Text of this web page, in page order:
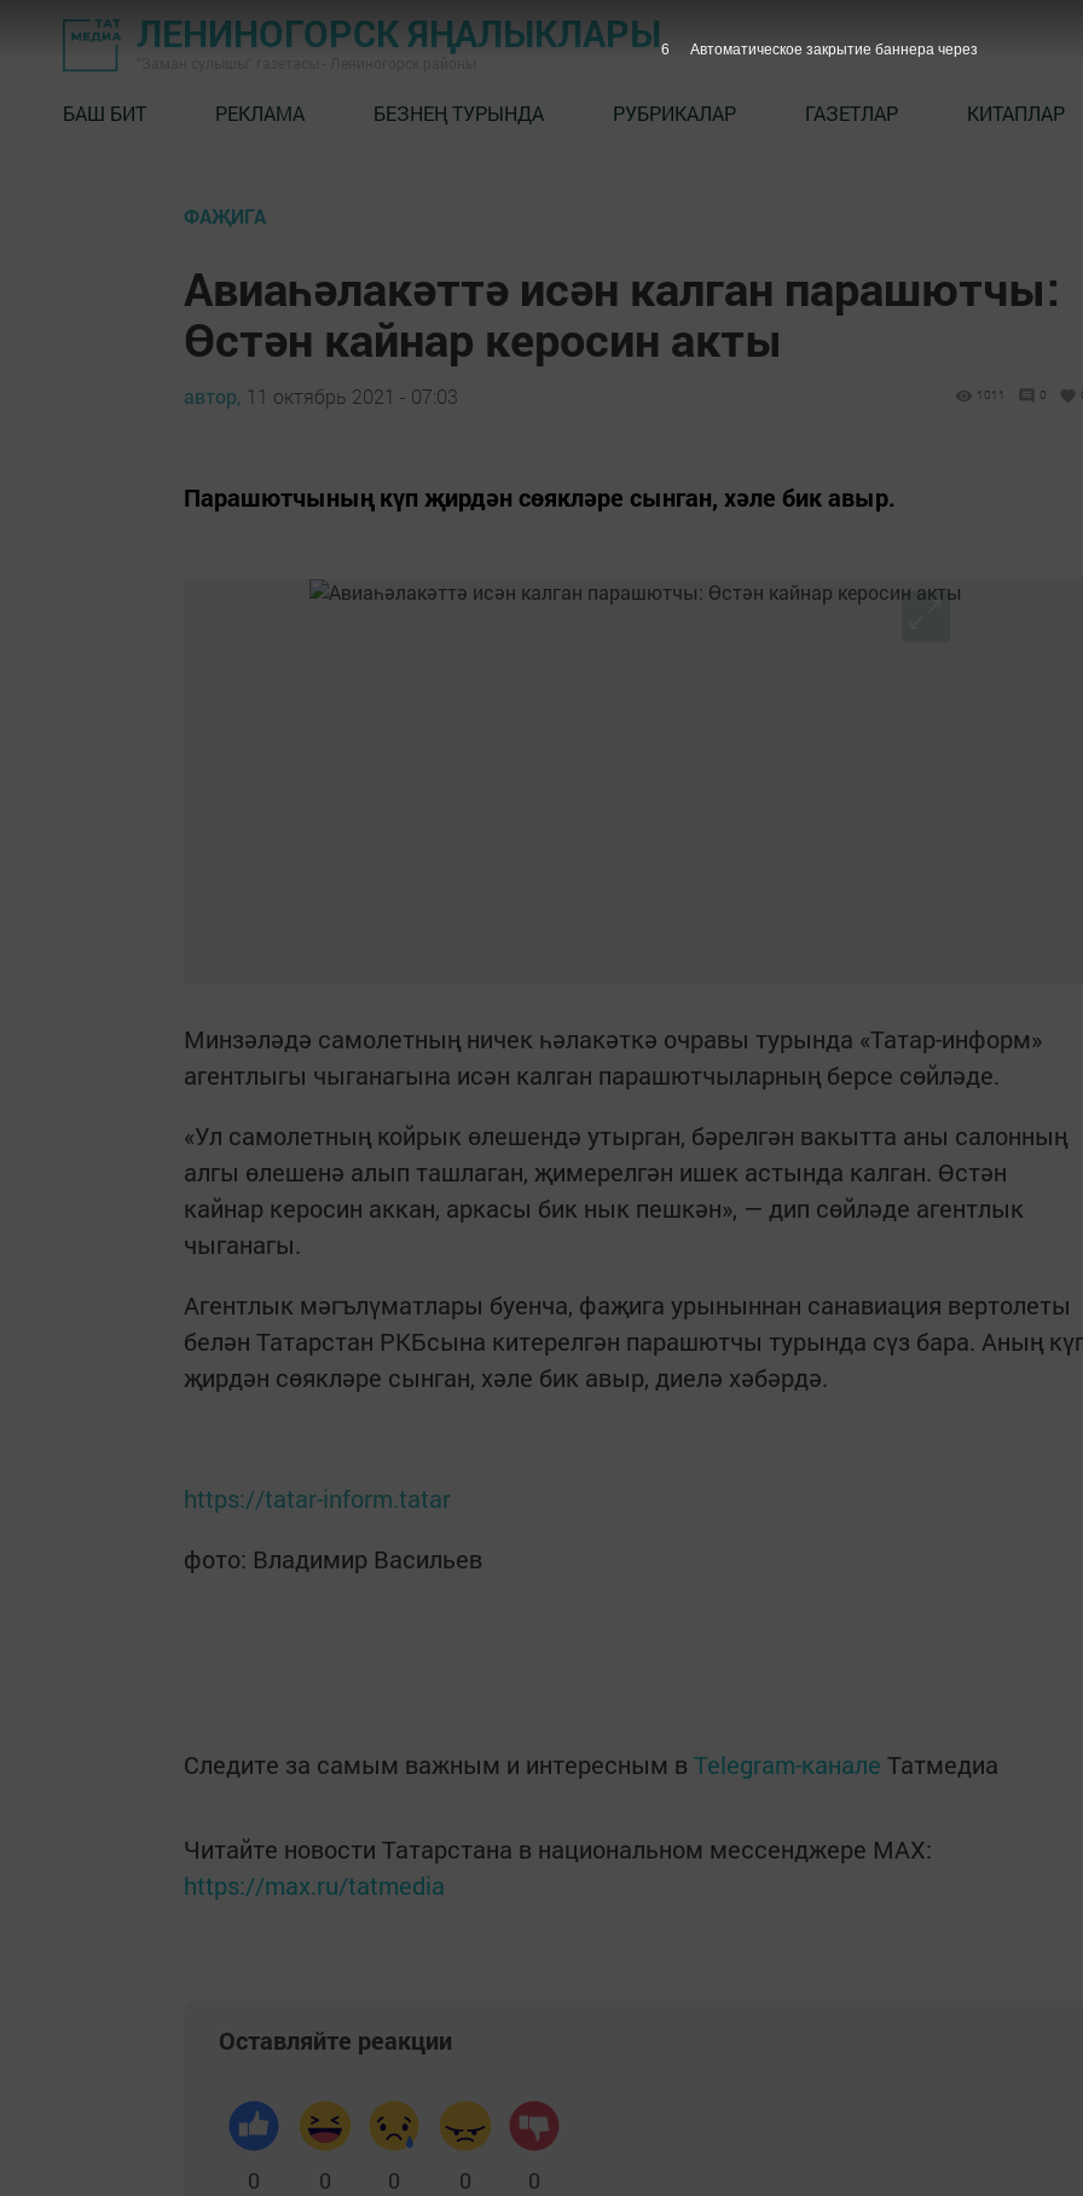
ЛЕНИНОГОРСК ЯҢАЛЫКЛАРЫ
БАШ БИТ РЕКЛАМА БЕЗНЕҢ ТУРЫНДА РУБРИКАЛАР ГАЗЕТЛАР КИТАПЛАР
ФАҖИГА
Авиаһәлакәттә исән калган парашютчы:
Өстән кайнар керосин акты
автор, 11 октябрь 2021 - 07:03 1011 0
Парашютчының күп җирдән сөякләре сынган, хәле бик авыр.
Минзәләдә самолетның ничек һәлакәткә очравы турында «Татар-информ»
агентлыгы чыганагына исән калган парашютчыларның берсе сөйләде.
«Ул самолетның койрык өлешендә утырган, бәрелгән вакытта аны салонның
алгы өлешенә алып ташлаган, җимерелгән ишек астында калган. Өстән
кайнар керосин аккан, аркасы бик нык пешкән», — дип сөйләде агентлык
чыганагы.
Агентлык мәгълүматлары буенча, фаҗига урыныннан санавиация вертолеты
белән Татарстан РКБсына китерелгән парашютчы турында сүз бара. Аның
җирдән сөякләре сынган, хәле бик авыр, диелә хәбәрдә.
https://tatar-inform.tatar
фото: Владимир Васильев
Следите за самым важным и интересным в Telegram-канале Татмедиа
Читайте новости Татарстана в национальном мессенджере MАХ:
https://max.ru/tatmedia
Оставляйте реакции
0 0 0 0 0
5 Автоматическое закрытие баннера через